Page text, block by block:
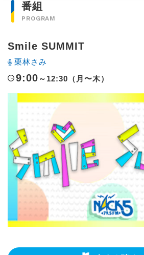
番組
PROGRAM
Smile SUMMIT
栗林さみ
9:00 ～12:30（月〜木）